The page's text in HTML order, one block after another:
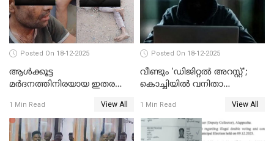
Posted On 18-12-2025
ആൾക്കൂട്ട
മർദനത്തിനിരയായ ഇതര
നടുക്കുന്ന സംഭവം
വാളയാറിൽ
1 Min Read View All
Posted On 18-12-2025
വീണ്ടും 'ഡിജിറ്റല്‍ അറസ്റ്റ്';
കൊച്ചിയില്‍ വനിതാ
കോടി രൂപ
1 Min Read View All